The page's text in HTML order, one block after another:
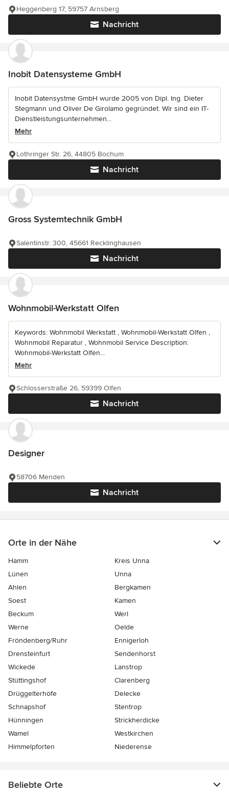
Nachricht
Heggenberg 17, 59757 Arnsberg
Inobit Datensysteme GmbH
Inobit Datensystme GmbH wurde 2005 von Dipl. Ing. Dieter
Stegmann und Oliver De Girolamo gegründet. Wir sind ein IT-
Dienstleistungsunternehmen...
Mehr
Nachricht
Lothringer Str. 26, 44805 Bochum
Gross Systemtechnik GmbH
Nachricht
Salentinstr. 300, 45661 Recklinghausen
Wohnmobil-Werkstatt Olfen
Keywords: Wohnmobil Werkstatt , Wohnmobil-Werkstatt Olfen ,
Wohnmobil Reparatur , Wohnmobil Service Description:
Wohnmobil-Werkstatt Olfen...
Mehr
Nachricht
Schlosserstraße 26, 59399 Olfen
Designer
Nachricht
58706 Menden
Orte in der Nähe
Hamm
Kreis Unna
Lünen
Unna
Ahlen
Bergkamen
Soest
Kamen
Beckum
Werl
Werne
Oelde
Fröndenberg/Ruhr
Ennigerloh
Drensteinfurt
Sendenhorst
Wickede
Lanstrop
Stüttingshof
Clarenberg
Drüggelterhöfe
Delecke
Schnapshof
Stentrop
Hünningen
Strickherdicke
Wamel
Westkirchen
Himmelpforten
Niederense
Beliebte Orte